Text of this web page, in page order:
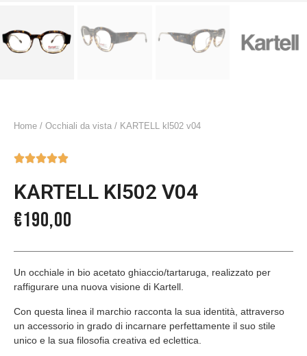
Home / Occhiali da vista / KARTELL kl502 v04

KARTELL Kl502 V04
€190,00
Un occhiale in bio acetato ghiaccio/tartaruga, realizzato per
raffigurare una nuova visione di Kartell.
Con questa linea il marchio racconta la sua identità, attraverso
un accessorio in grado di incarnare perfettamente il suo stile
unico e la sua filosofia creativa ed eclettica.